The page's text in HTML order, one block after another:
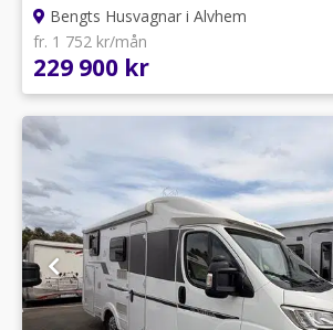
Bengts Husvagnar i Alvhem
fr. 1 752 kr/mån
229 900 kr